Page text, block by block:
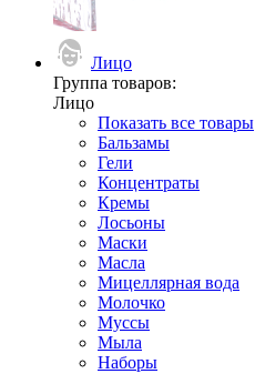
Лицо
Группа товаров:
Лицо
Показать все товары
Бальзамы
Гели
Концентраты
Кремы
Лосьоны
Маски
Масла
Мицеллярная вода
Молочко
Муссы
Мыла
Наборы